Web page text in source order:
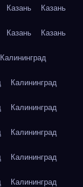
Казань Казань
Казань Казань
Калининград
Калининград
Калининград
Калининград
Калининград
Калининград